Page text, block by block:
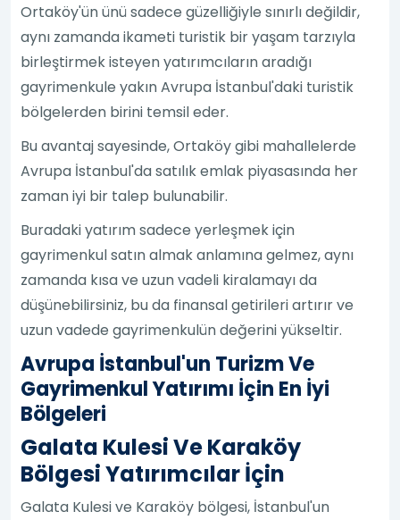
Ortaköy'ün ünü sadece güzelliğiyle sınırlı değildir,
aynı zamanda ikameti turistik bir yaşam tarzıyla
birleştirmek isteyen yatırımcıların aradığı
gayrimenkule yakın Avrupa İstanbul'daki turistik
bölgelerden birini temsil eder.
Bu avantaj sayesinde, Ortaköy gibi mahallelerde
Avrupa İstanbul'da satılık emlak piyasasında her
zaman iyi bir talep bulunabilir.
Buradaki yatırım sadece yerleşmek için
gayrimenkul satın almak anlamına gelmez, aynı
zamanda kısa ve uzun vadeli kiralamayı da
düşünebilirsiniz, bu da finansal getirileri artırır ve
uzun vadede gayrimenkulün değerini yükseltir.
Avrupa İstanbul'un Turizm Ve
Gayrimenkul Yatırımı İçin En İyi
Bölgeleri
Galata Kulesi Ve Karaköy
Bölgesi Yatırımcılar İçin
Galata Kulesi ve Karaköy bölgesi, İstanbul'un